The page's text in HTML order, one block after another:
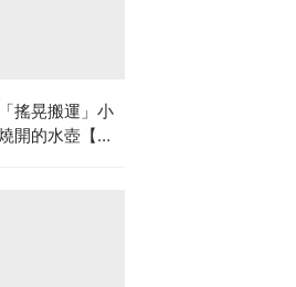
搖晃搬運」小
開的水壺【有